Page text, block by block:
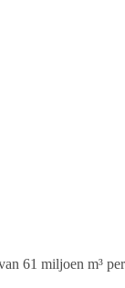
61 miljoen m³